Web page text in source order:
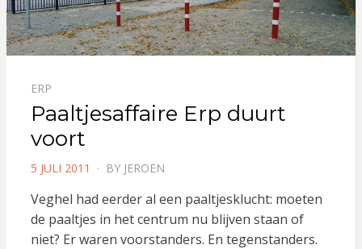
ERP
Paaltjesaffaire Erp duurt
voort
POSTED
5 JULI 2011 BY JEROEN
Veghel had eerder al een paaltjesklucht: moeten
de paaltjes in het centrum nu blijven staan of
niet? Er waren voorstanders. En tegenstanders.